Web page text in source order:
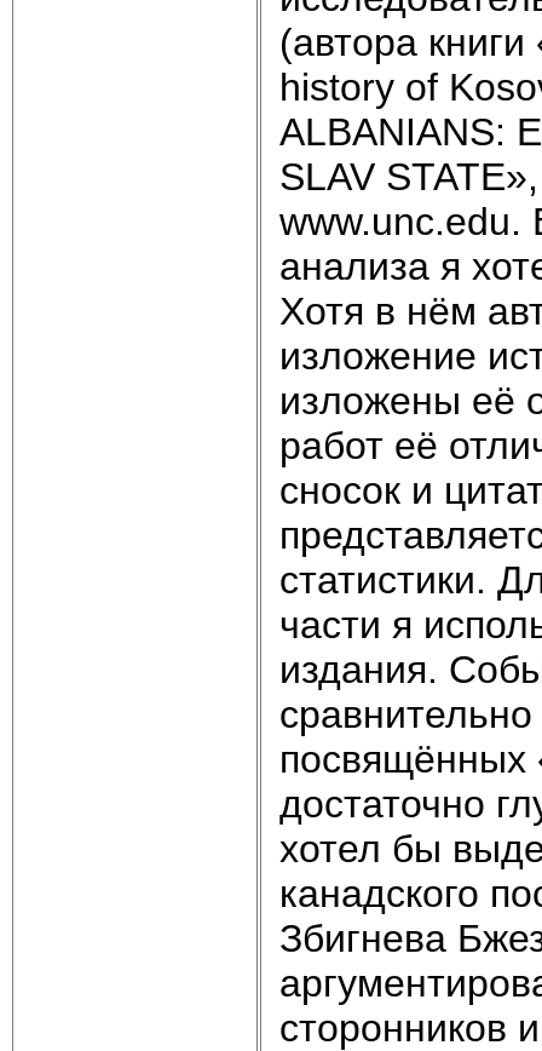
(автора
history of
ALBANIANS:
SLAV
www.unc.edu.
анализа я
Хотя в нём
изложение
изложены её
работ её
сносок и
статистики.
части я
издания.
посвящённых
достаточно
хотел бы
канадского
Збигнева
сторонников